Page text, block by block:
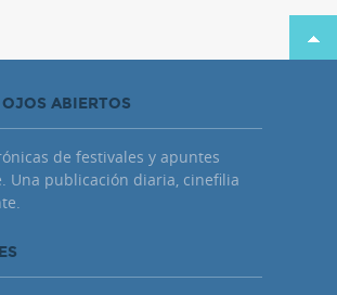
ABIERTOS
de festivales y apuntes
Una publicación diaria, cinefilia